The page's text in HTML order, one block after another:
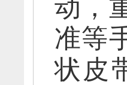
动，
准等
状皮